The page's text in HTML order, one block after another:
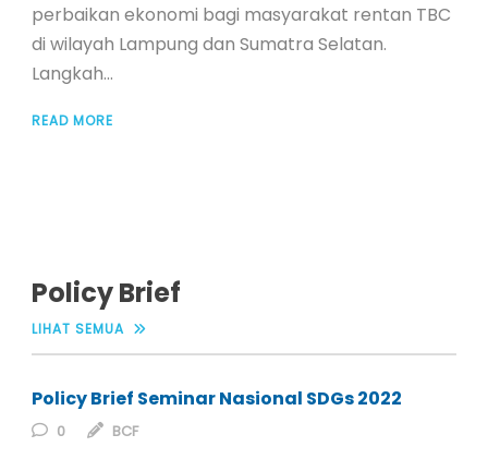
perbaikan ekonomi bagi masyarakat rentan TBC
di wilayah Lampung dan Sumatra Selatan.
Langkah...
READ MORE
Policy Brief
LIHAT SEMUA
Policy Brief Seminar Nasional SDGs 2022
0 BCF